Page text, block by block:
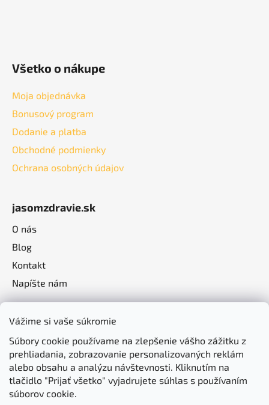
Vážime si vaše súkromie
Súbory cookie používame na zlepšenie vášho zážitku z
prehliadania, zobrazovanie personalizovaných reklám
alebo obsahu a analýzu návštevnosti. Kliknutím na
tlačidlo "Prijať všetko" vyjadrujete súhlas s používaním
súborov cookie.
Všetko o nákupe
Moja objednávka
Bonusový program
Dodanie a platba
Obchodné podmienky
Ochrana osobných údajov
jasomzdravie.sk
O nás
Blog
Kontakt
Napíšte nám